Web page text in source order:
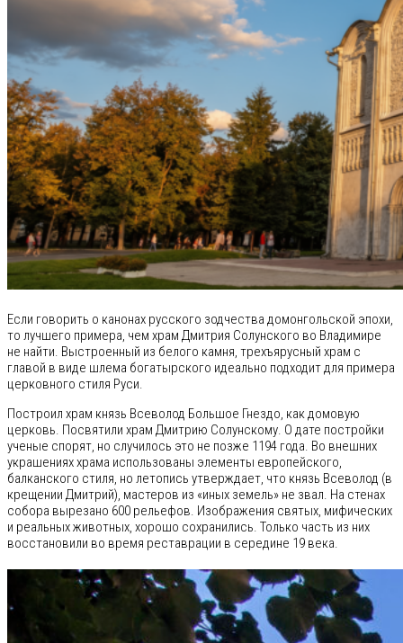
Если говорить о канонах русского зодчества домонгольской эпохи,
то лучшего примера, чем храм Дмитрия Солунского во Владимире
не найти. Выстроенный из белого камня, трехъярусный храм с
главой в виде шлема богатырского идеально подходит для примера
церковного стиля Руси.
Построил храм князь Всеволод Большое Гнездо, как домовую
церковь. Посвятили храм Дмитрию Солунскому. О дате постройки
ученые спорят, но случилось это не позже 1194 года. Во внешних
украшениях храма использованы элементы европейского,
балканского стиля, но летопись утверждает, что князь Всеволод (в
крещении Дмитрий), мастеров из «иных земель» не звал. На стенах
собора вырезано 600 рельефов. Изображения святых, мифических
и реальных животных, хорошо сохранились. Только часть из них
восстановили во время реставрации в середине 19 века.